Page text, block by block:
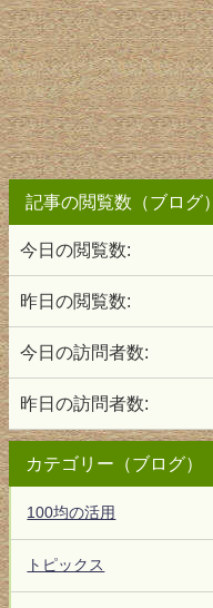
記事の閲覧数（ブログ）
今日の閲覧数:
昨日の閲覧数:
今日の訪問者数:
昨日の訪問者数:
カテゴリー（ブログ）
100均の活用
トピックス